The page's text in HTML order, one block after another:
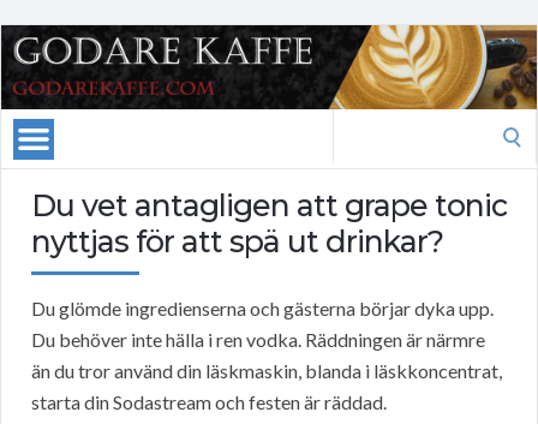
Du vet antagligen att grape tonic
nyttjas för att spä ut drinkar?
Du glömde ingredienserna och gästerna börjar dyka upp.
Du behöver inte hälla i ren vodka. Räddningen är närmre
än du tror använd din läskmaskin, blanda i läskkoncentrat,
starta din Sodastream och festen är räddad.